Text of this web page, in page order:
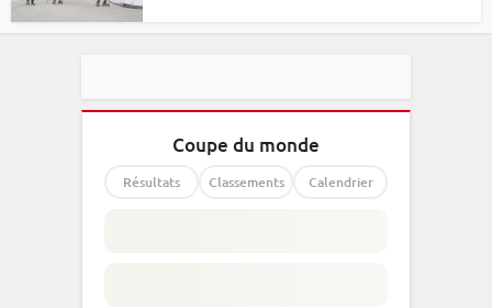
Coupe du monde
Résultats Classements Calendrier